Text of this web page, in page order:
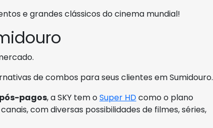
e grandes clássicos do cinema mundial!
de combos para seus clientes em Sumidouro.
pagos, a SKY tem oSuper HDcomo o plano
com diversas possibilidades de filmes, séries,